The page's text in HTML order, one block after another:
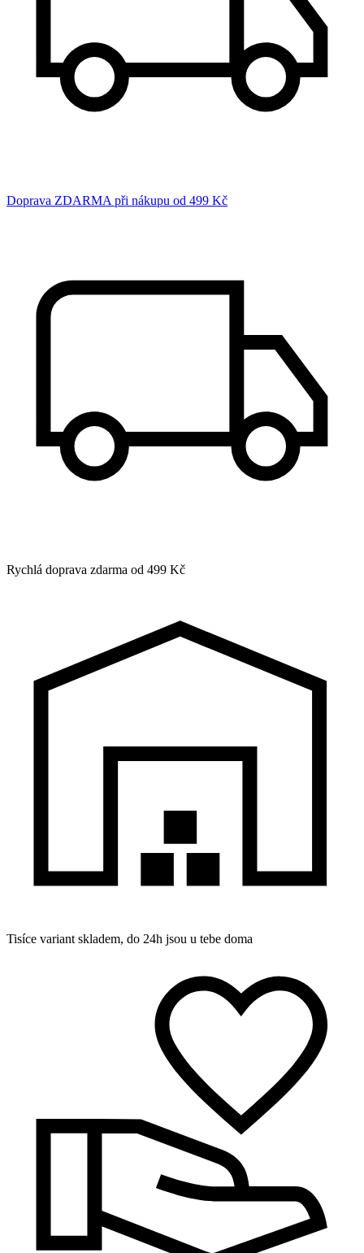
Doprava ZDARMA při nákupu od 499 Kč
Rychlá doprava zdarma od 499 Kč
Tisíce variant skladem, do 24h jsou u tebe doma